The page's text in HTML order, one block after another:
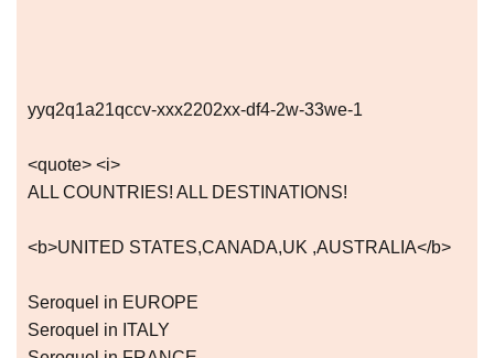
yyq2q1a21qccv-xxx2202xx-df4-2w-33we-1
<quote> <i>
ALL COUNTRIES! ALL DESTINATIONS!
<b>UNITED STATES,CANADA,UK ,AUSTRALIA</b>
Seroquel in EUROPE
Seroquel in ITALY